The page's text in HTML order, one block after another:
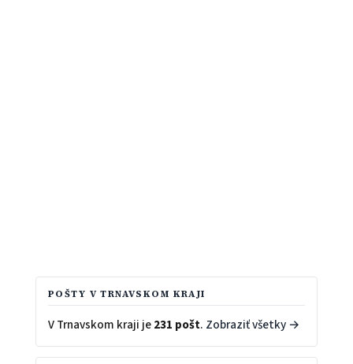
POŠTY V TRNAVSKOM KRAJI
V Trnavskom kraji je231 pošt. Zobraziť všetky →